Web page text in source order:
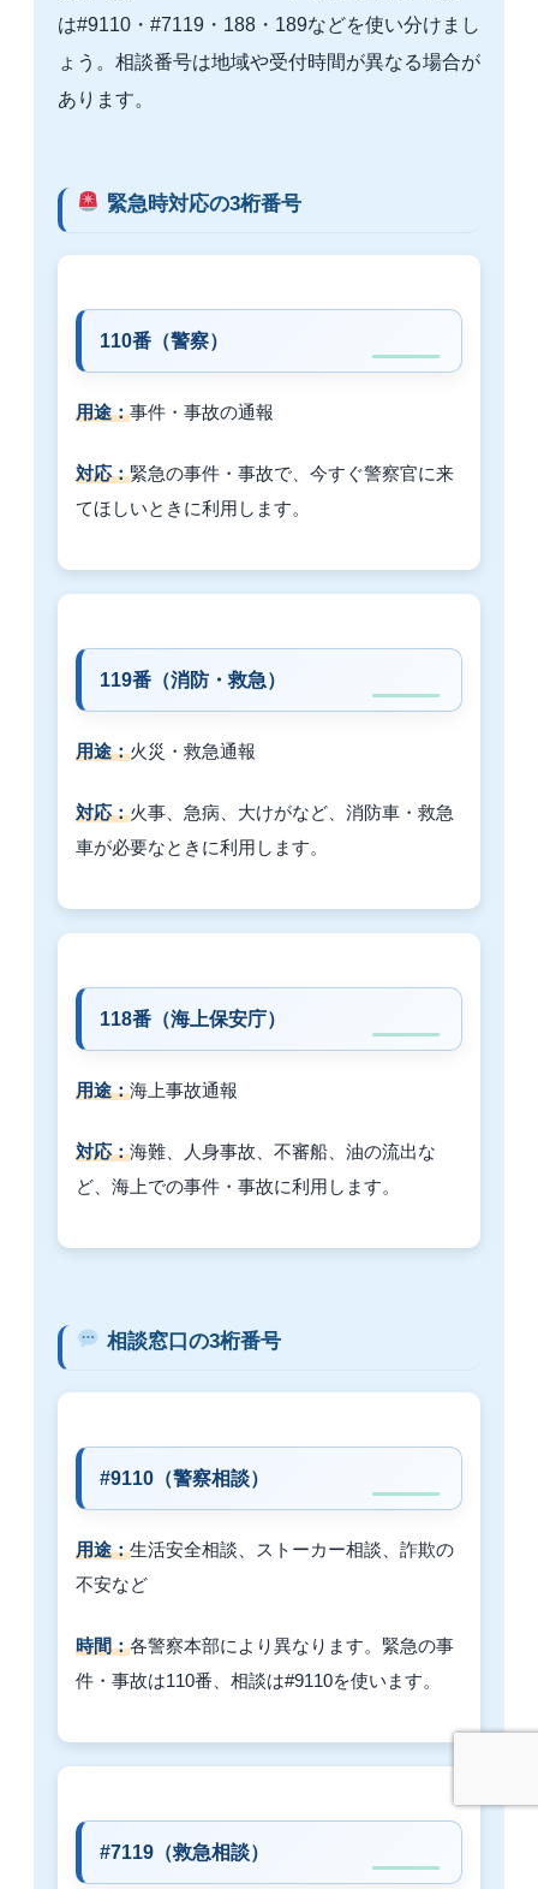
は#9110・#7119・188・189などを使い分けまし
ょう。相談番号は地域や受付時間が異なる場合が
あります。
緊急時対応の3桁番号
110番（警察）
用途：事件・事故の通報
対応：緊急の事件・事故で、今すぐ警察官に来
てほしいときに利用します。
119番（消防・救急）
用途：火災・救急通報
対応：火事、急病、大けがなど、消防車・救急
車が必要なときに利用します。
118番（海上保安庁）
用途：海上事故通報
対応：海難、人身事故、不審船、油の流出な
ど、海上での事件・事故に利用します。
相談窓口の3桁番号
#9110（警察相談）
用途：生活安全相談、ストーカー相談、詐欺の
不安など
時間：各警察本部により異なります。緊急の事
件・事故は110番、相談は#9110を使います。
#7119（救急相談）